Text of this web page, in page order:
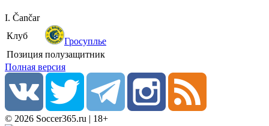
I. Čančar
Клуб
Гросуплье
Позиция полузащитник
Полная версия
© 2026 Soccer365.ru | 18+